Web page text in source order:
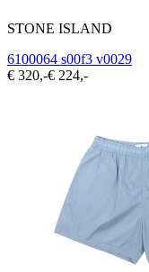
STONE ISLAND
6100064 s00f3 v0029
€ 320,-€ 224,-